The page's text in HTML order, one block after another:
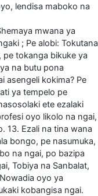
lendisa maboko na
mwana ya
; Pe alobi: Tokutana
pe tokanga bikuke ya
na butu pona
asengeli kokima? Pe
ya tempelo pe
ete ezalaki
oyo likolo na ngai,
13. Ezali na tina wana
bongo, pe nasumuka,
na ngai, po bazipa
Tobiya na Sanbalat,
oyo ya
kobangisa ngai.